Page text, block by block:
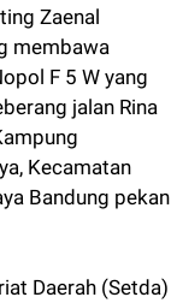
Zaenal
membawa
F 5 W yang
jalan Rina
Kecamatan
Bandung pekan
Daerah (Setda)